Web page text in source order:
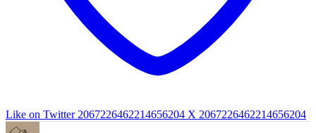
Like on Twitter 2067226462214656204 X 2067226462214656204